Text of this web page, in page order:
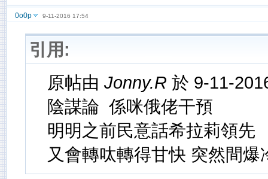
0o0p 9-11-2016 17:54
引用:
原帖由 Jonny.R 於 9-11-
陰謀論 係咪俄佬干預
明明之前民意話希拉莉領先
又會轉呔轉得甘快 突然間爆